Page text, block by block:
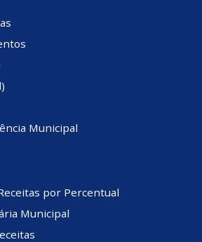
Municipal
por Percentual
Municipal